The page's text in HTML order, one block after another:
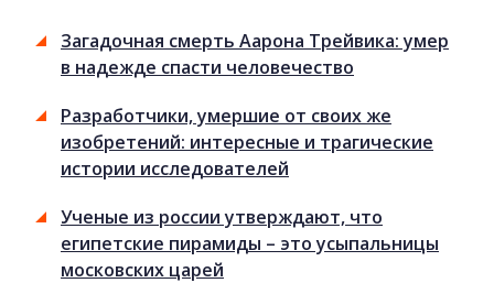
Загадочная смерть Аарона Трейвика: умер
в надежде спасти человечество
Разработчики, умершие от своих же
изобретений: интересные и трагические
истории исследователей
Ученые из россии утверждают, что
египетские пирамиды – это усыпальницы
московских царей